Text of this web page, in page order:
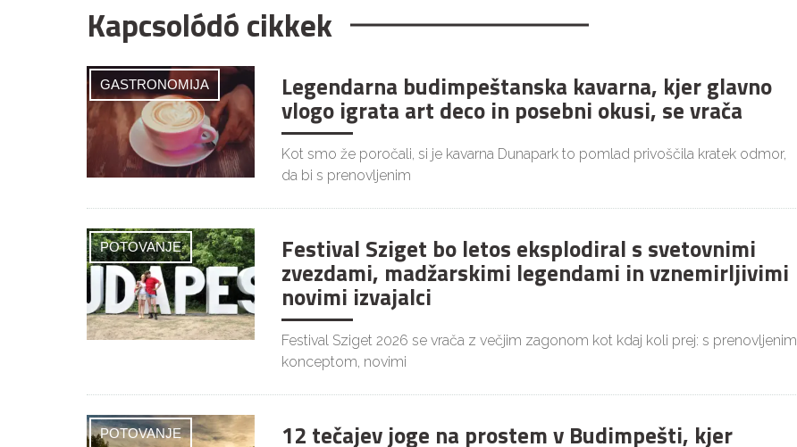
Kapcsolódó cikkek
GASTRONOMIJA Legendarna budimpeštanska kavarna, kjer glavno
vlogo igrata art deco in posebni okusi, se vrača
Kot smo že poročali, si je kavarna Dunapark to pomlad privoščila kratek odmor,
da bi s prenovljenim
POTOVANJE Festival Sziget bo letos eksplodiral s svetovnimi
zvezdami, madžarskimi legendami in vznemirljivimi
novimi izvajalci
Festival Sziget 2026 se vrača z večjim zagonom kot kdaj koli prej: s prenovljenim
konceptom, novimi
POTOVANJE 12 tečajev joge na prostem v Budimpešti, kjer